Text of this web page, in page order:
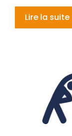
Lire la suite